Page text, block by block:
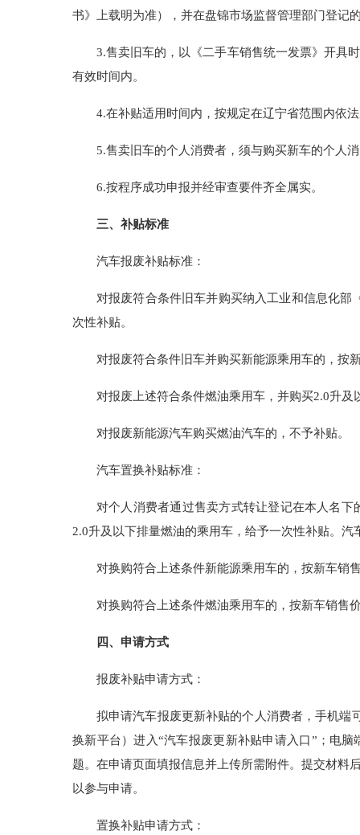
书》上载明为准），并在盘锦市场监督管理部门登记
3.售卖旧车的，以《二手车销售统一发票》开具
有效时间内。
4.在补贴适用时间内，按规定在辽宁省范围内依
5.售卖旧车的个人消费者，须与购买新车的个人
6.按程序成功申报并经审查要件齐全属实。
三、补贴标准
汽车报废补贴标准：
对报废符合条件旧车并购买纳入工业和信息化
次性补贴。
对报废符合条件旧车并购买新能源乘用车的，按
对报废上述符合条件燃油乘用车，并购买2.0升
对报废新能源汽车购买燃油汽车的，不予补贴。
汽车置换补贴标准：
对个人消费者通过售卖方式转让登记在本人名
2.0升及以下排量燃油的乘用车，给予一次性补贴。
对换购符合上述条件新能源乘用车的，按新车销
对换购符合上述条件燃油乘用车的，按新车销售
四、申请方式
报废补贴申请方式：
拟申请汽车报废更新补贴的个人消费者，手机端
换新平台）进入“汽车报废更新补贴申请入口”；电脑
题。在申请页面填报信息并上传所需附件。提交材料
以参与申请。
置换补贴申请方式：